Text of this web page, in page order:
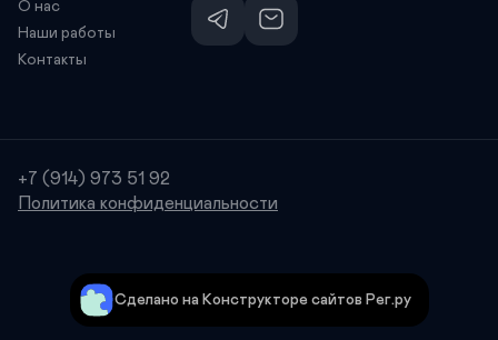
О нас
Наши работы
Контакты
+7 (914) 973 51 92
Политика конфиденциальности
Сделано на Конструкторе сайтов Рег.ру